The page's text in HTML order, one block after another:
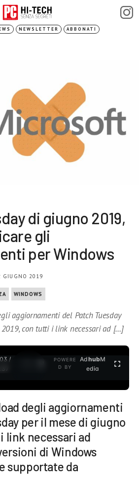
NEWSLETTER ABBONATI
di giugno 2019,
gli
per Windows
GIUGNO 2019
WINDOWS
aggiornamenti del Patch Tuesday
con tutti i link necessari ad […]
/
POWERE
D BY
AdhubM
edia
degli aggiornamenti
per il mese di giugno
link necessari ad
di Windows
supportate da